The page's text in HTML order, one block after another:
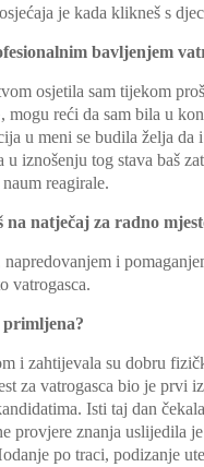
je kada klikneš s
bavljenjem
osjetila sam tijekom
mogu reći da sam bila u
u meni se budila želja da
u iznošenju tog stava baš
reagirale.
natječaj za radno
i
vatrogasca.
primljena?
i zahtijevala su dobru
za vatrogasca bio je prvi
Isti taj dan
provjere znanja uslijedila
po traci, podizanje